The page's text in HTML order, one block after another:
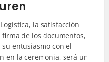
la satisfacción
de los documentos,
entusiasmo con el
en la ceremonia, será un